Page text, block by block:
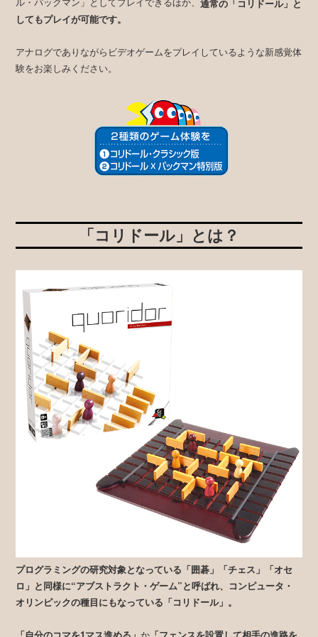
通常の「コリドール」と
してもプレイが可能です。
アナログでありながらビデオゲームをプレイしているような新感覚体
験をお楽しみください。
「コリドール」とは？
プログラミングの研究対象となっている「囲碁」「チェス」「オセ
ロ」と同様に“アブストラクト・ゲーム”と呼ばれ、コンピュータ・
オリンピックの種目にもなっている「コリドール」。
「自分のコマを1マス進める」か 「フェンスを設置して相手の進路を